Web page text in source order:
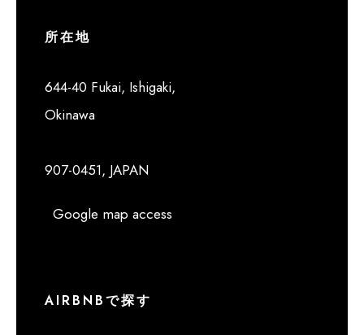
所在地
644-40 Fukai, Ishigaki,
Okinawa
907-0451, JAPAN
Google map access
AIRBNBで探す